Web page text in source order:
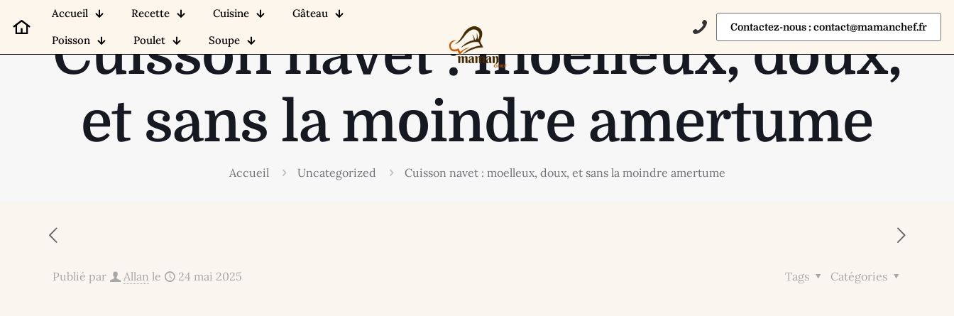
Accueil Recette Cuisine
Gâteau
Poisson
Poulet Soupe
Contactez-nous : contact@mamanchef.fr
Cuisson navet : moelleux, doux,
et sans la moindre amertume
Accueil Uncategorized Cuisson navet : moelleux, doux, et sans la moindre amertume
Publié par Allan le 24 mai 2025 Catégories
Tags